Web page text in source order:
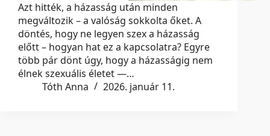
Azt hitték, a házasság után minden
megváltozik – a valóság sokkolta őket. A
döntés, hogy ne legyen szex a házasság
előtt – hogyan hat ez a kapcsolatra? Egyre
több pár dönt úgy, hogy a házasságig nem
élnek szexuális életet —…
Tóth Anna
2026. január 11.